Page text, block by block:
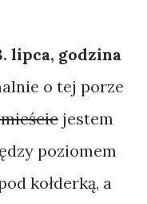
lipca, godzina
o tej porze
jestem
poziomem
kołderką, a